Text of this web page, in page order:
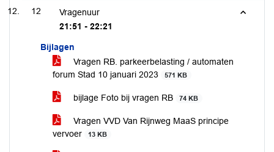
12
Vragenuur
21:51 - 22:21
Bijlagen
Vragen RB. parkeerbelasting / automaten
forum Stad 10 januari 2023
571 KB
bijlage Foto bij vragen RB 74 KB
Vragen VVD Van Rijnweg MaaS principe
vervoer
13 KB